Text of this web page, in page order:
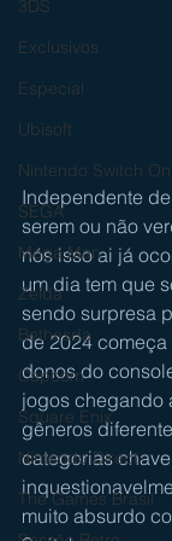
3DS
Exclusivos
Especial
Ubisoft
Nintendo Switch
SEGA
Mega Man
Zelda
Bethesda
Capcom
Square Enix
Nintendo Direct
The Games Brasil
Independente
serem ou não
nós isso ai já
um dia tem que
sendo surpresa
de 2024
donos do
jogos chegando
gêneros
categorias
muito absurdo